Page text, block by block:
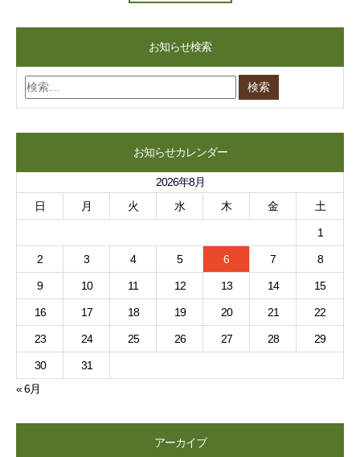
お知らせ検索
お知らせカレンダー
2026年8月
日
月 火 水 木 金 土
1
2 3 4 5 6 7 8
9 10 11 12 13 14 15
16 17 18 19 20 21 22
23 24 25 26 27 28 29
30
31
« 6月
アーカイブ